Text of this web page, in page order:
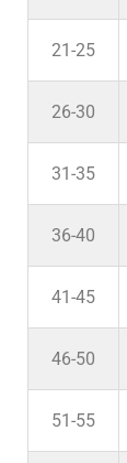
21-25
26-30
31-35
36-40
41-45
46-50
51-55